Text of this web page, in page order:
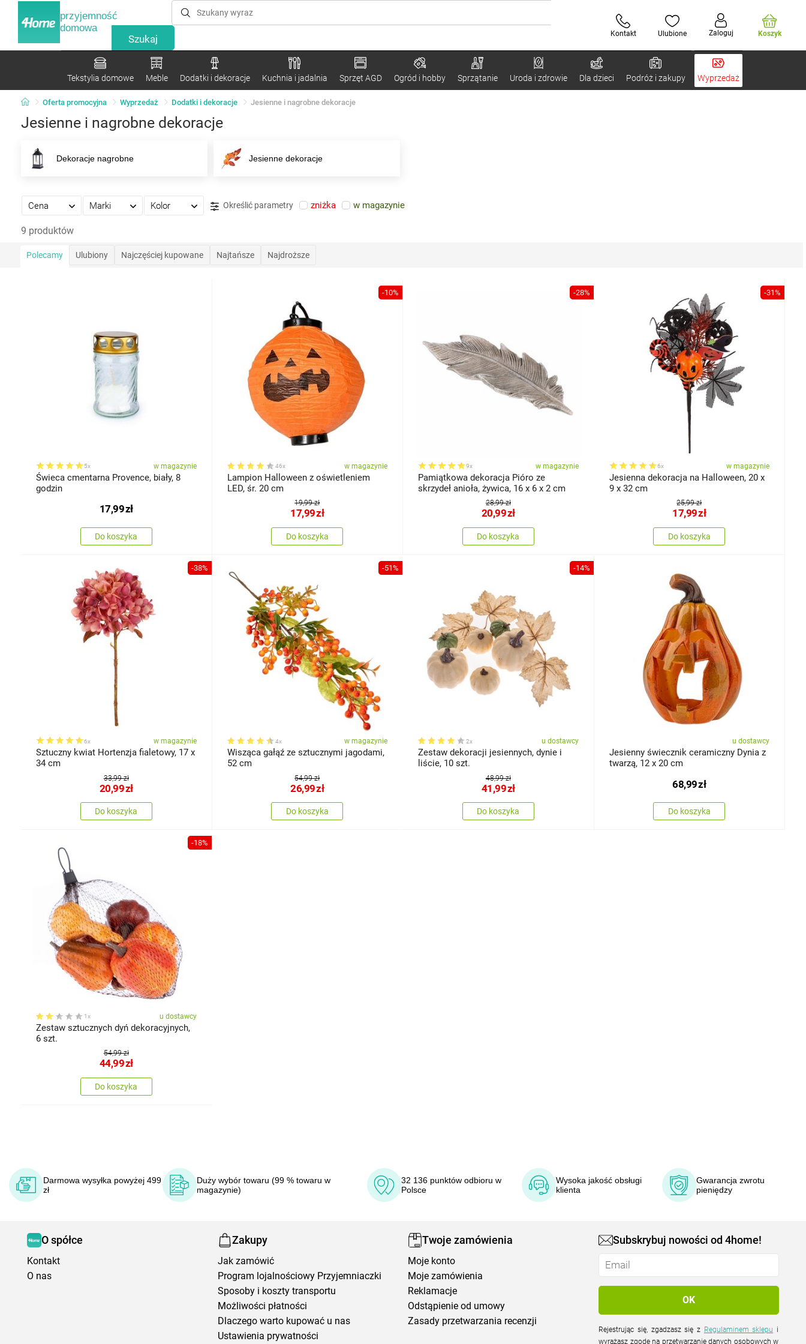
przyjemność
domowa
Kontakt Ulubione Zaloguj Koszyk
Tekstylia domowe Meble Dodatki i dekoracje Kuchnia i jadalnia Sprzęt AGD Ogród i hobby Sprzątanie Uroda i zdrowie Dla dzieci Podróż i zakupy Wyprzedaż
Oferta promocyjna Wyprzedaż Dodatki i dekoracje Jesienne i nagrobne dekoracje
Jesienne i nagrobne dekoracje
Dekoracje nagrobne Jesienne dekoracje
Cena Marki Kolor Określić parametry zniżka w magazynie
9 produktów
Polecamy Ulubiony Najczęściej kupowane Najtańsze Najdroższe
5x w magazynie
Świeca cmentarna Provence, biały, 8
godzin
17,99zł
Do koszyka
-10%
46x w magazynie
Lampion Halloween z oświetleniem
LED, śr. 20 cm
19,99 zł
17,99zł
Do koszyka
-28%
9x w magazynie
Pamiątkowa dekoracja Pióro ze
skrzydeł anioła, żywica, 16 x 6 x 2 cm
28,99 zł
20,99zł
Do koszyka
-31%
6x w magazynie
Jesienna dekoracja na Halloween, 20 x
9 x 32 cm
25,99 zł
17,99zł
Do koszyka
-38%
6x w magazynie
Sztuczny kwiat Hortenzja fialetowy, 17 x
34 cm
33,99 zł
20,99zł
Do koszyka
-51%
4x w magazynie
Wisząca gałąź ze sztucznymi jagodami,
52 cm
54,99 zł
26,99zł
Do koszyka
-14%
2x u dostawcy
Zestaw dekoracji jesiennych, dynie i
liście, 10 szt.
48,99 zł
41,99zł
Do koszyka
u dostawcy
Jesienny świecznik ceramiczny Dynia z
twarzą, 12 x 20 cm
68,99zł
Do koszyka
-18%
1x u dostawcy
Zestaw sztucznych dyń dekoracyjnych,
6 szt.
54,99 zł
44,99zł
Do koszyka
Darmowa wysyłka powyżej 499
zł
Duży wybór towaru (99 % towaru w
magazynie)
32 136 punktów odbioru w
Polsce
Wysoka jakość obsługi
klienta
Gwarancja zwrotu
pieniędzy
O spółce
Kontakt
O nas
Zakupy
Jak zamówić
Program lojalnościowy Przyjemniaczki
Sposoby i koszty transportu
Możliwości płatności
Dlaczego warto kupować u nas
Ustawienia prywatności
Twoje zamówienia
Moje konto
Moje zamówienia
Reklamacje
Odstąpienie od umowy
Zasady przetwarzania recenzji
Subskrybuj nowości od 4home!
Rejestrując się, zgadzasz się z Regulaminem sklepu
wyrażasz zgodę na przetwarzanie danych osobowych w